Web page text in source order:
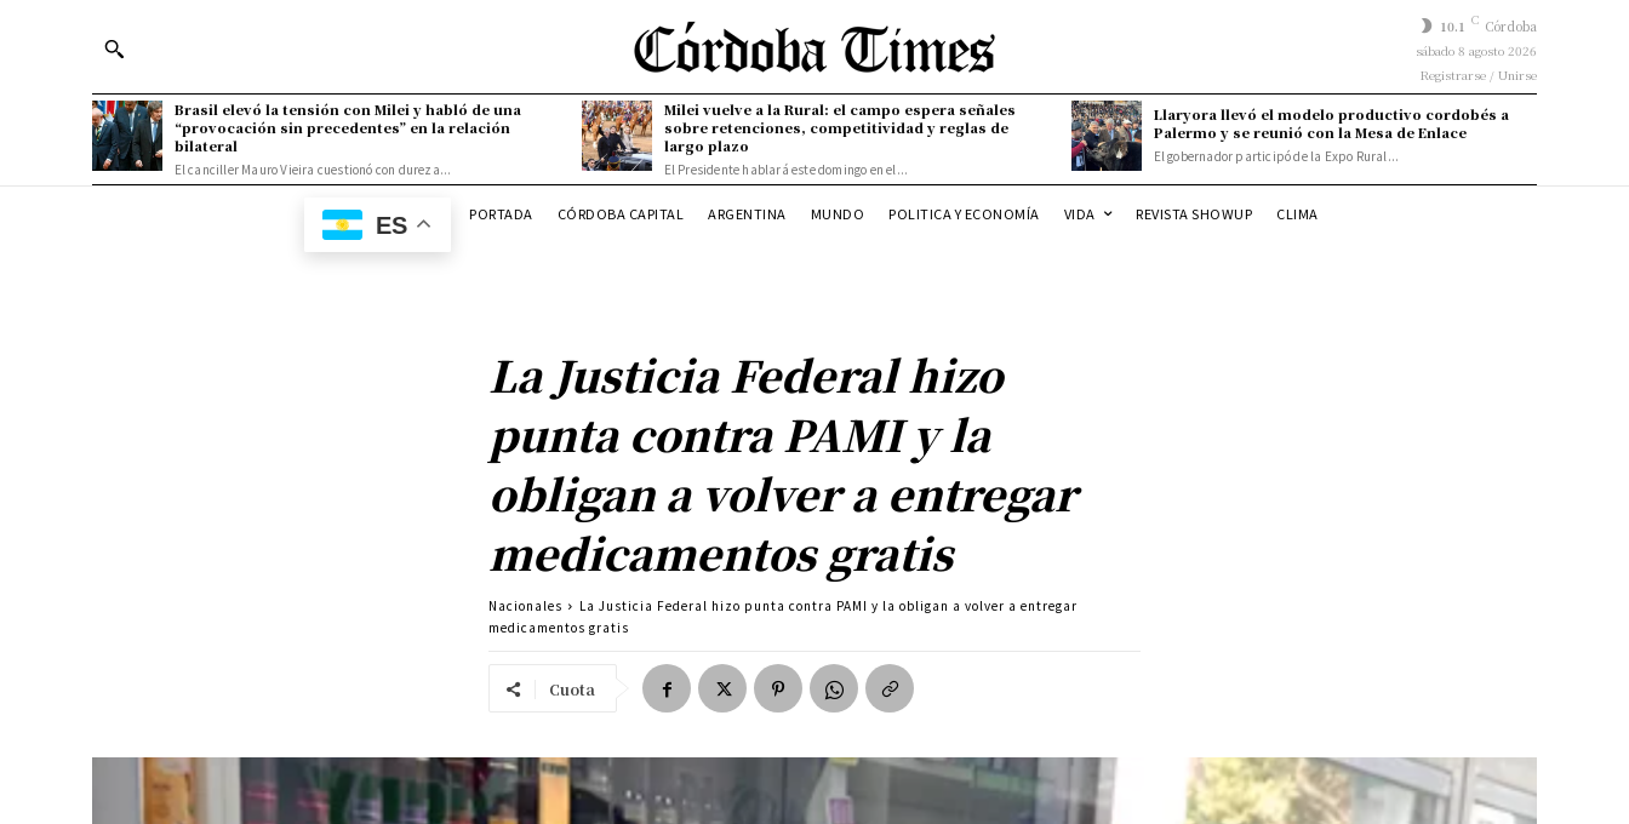
10.1 C Córdoba
sábado 8 agosto 2026
Registrarse / Unirse
Brasil elevó la tensión con Milei y habló de una
“provocación sin precedentes” en la relación
bilateral
El canciller Mauro Vieira cuestionó con dureza...
Milei vuelve a la Rural: el campo espera señales
sobre retenciones, competitividad y reglas de
largo plazo
El Presidente hablará este domingo en el...
Llaryora llevó el modelo productivo cordobés a
Palermo y se reunió con la Mesa de Enlace
El gobernador participó de la Expo Rural...
ES PORTADA CÓRDOBA CAPITAL ARGENTINA MUNDO POLITICA Y ECONOMÍA VIDA REVISTA SHOWUP CLIMA
La Justicia Federal hizo
punta contra PAMI y la
obligan a volver a entregar
medicamentos gratis
Nacionales
La Justicia Federal hizo punta contra PAMI y la obligan a volver a entregar
medicamentos gratis
Cuota